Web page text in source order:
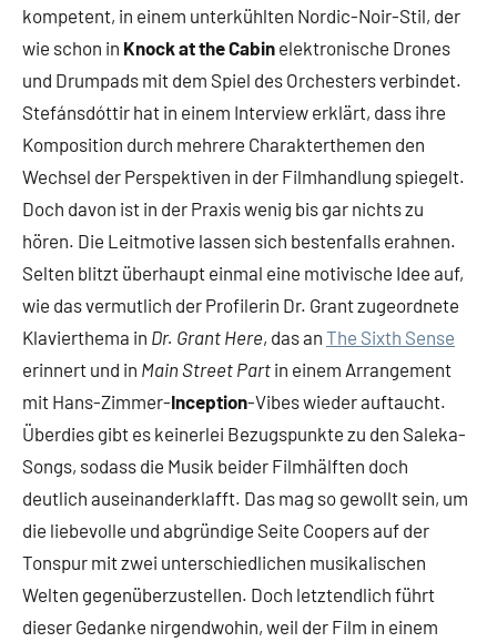
kompetent, in einem unterkühlten Nordic-Noir-Stil, der
wie schon in Knock at the Cabin elektronische Drones
und Drumpads mit dem Spiel des Orchesters verbindet.
Stefánsdóttir hat in einem Interview erklärt, dass ihre
Komposition durch mehrere Charakterthemen den
Wechsel der Perspektiven in der Filmhandlung spiegelt.
Doch davon ist in der Praxis wenig bis gar nichts zu
hören. Die Leitmotive lassen sich bestenfalls erahnen.
Selten blitzt überhaupt einmal eine motivische Idee auf,
wie das vermutlich der Profilerin Dr. Grant zugeordnete
Klavierthema in Dr. Grant Here, das an The Sixth Sense
erinnert und in Main Street Part in einem Arrangement
mit Hans-Zimmer-Inception-Vibes wieder auftaucht.
Überdies gibt es keinerlei Bezugspunkte zu den Saleka-
Songs, sodass die Musik beider Filmhälften doch
deutlich auseinanderklafft. Das mag so gewollt sein, um
die liebevolle und abgründige Seite Coopers auf der
Tonspur mit zwei unterschiedlichen musikalischen
Welten gegenüberzustellen. Doch letztendlich führt
dieser Gedanke nirgendwohin, weil der Film in einem